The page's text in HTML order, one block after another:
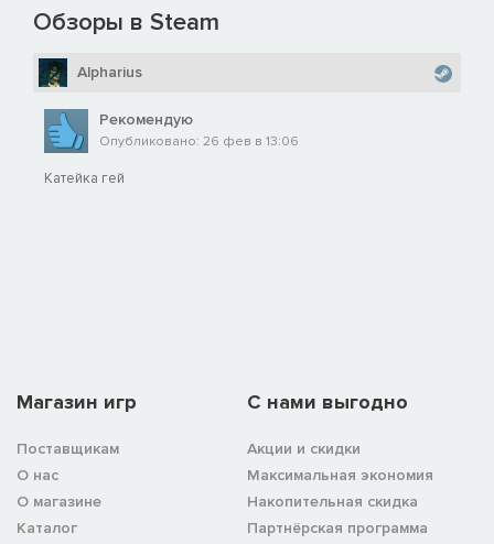
Обзоры в Steam
Alpharius
Рекомендую
Опубликовано: 26 фев в 13:06
Катейка гей
Магазин игр
Поставщикам
О нас
О магазине
Каталог
C нами выгодно
Акции и скидки
Максимальная экономия
Накопительная скидка
Партнёрская программа